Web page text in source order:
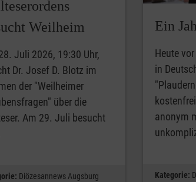
Weilheim
Juli 2026, 19:30 Uhr,
Dr. Josef D. Blotz im
der "Weilheimer
über die
Am 29. Juli besucht
Diözesannews Augsburg
Ein
Heute
in
anonym
Kategorie: